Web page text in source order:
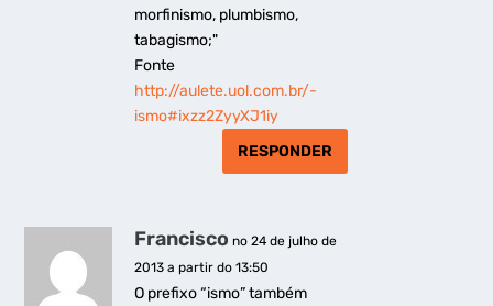
morfinismo, plumbismo,
tabagismo;"
Fonte
http://aulete.uol.com.br/-
ismo#ixzz2ZyyXJ1iy
RESPONDER
Francisco no 24 de julho de
2013 a partir do 13:50
O prefixo “ismo” também